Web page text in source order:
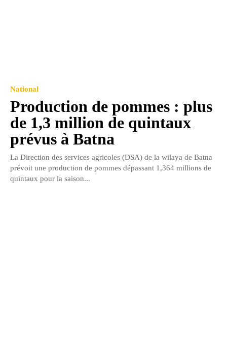
National
Production de pommes : plus
de 1,3 million de quintaux
prévus à Batna
La Direction des services agricoles (DSA) de la wilaya de Batna
prévoit une production de pommes dépassant 1,364 millions de
quintaux pour la saison...